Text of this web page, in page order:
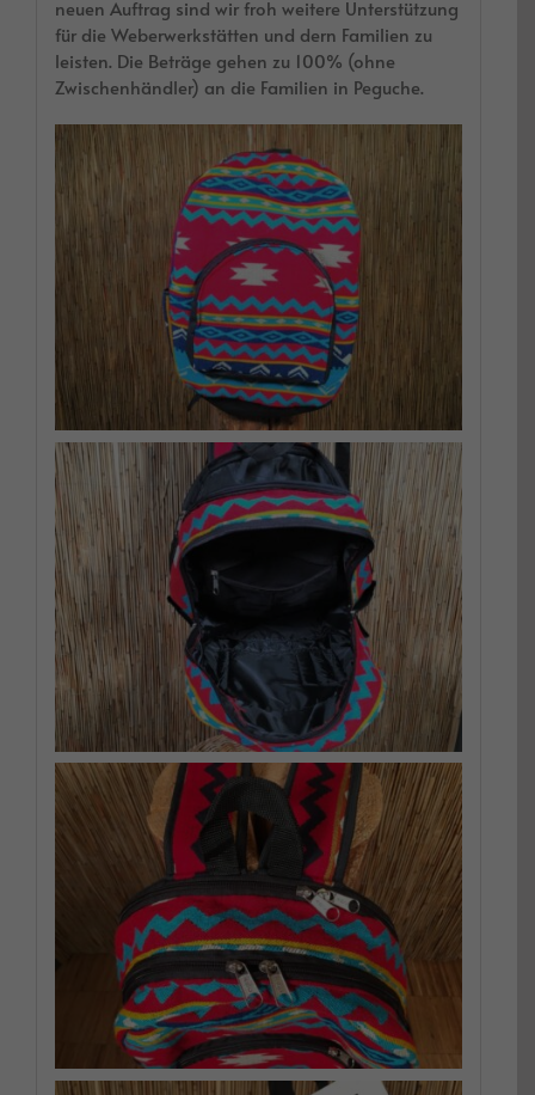
neuen Auftrag sind wir froh weitere Unterstützung
für die Weberwerkstätten und dern Familien zu
leisten. Die Beträge gehen zu 100% (ohne
Zwischenhändler) an die Familien in Peguche.